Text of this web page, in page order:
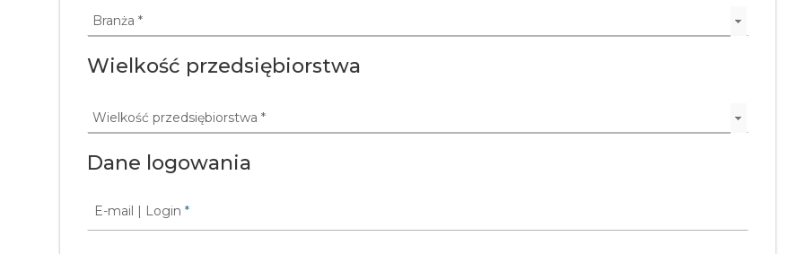
Wielkość przedsiębiorstwa
Dane logowania
E-mail | Login *